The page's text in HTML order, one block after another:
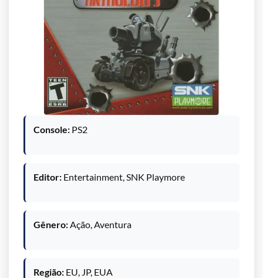
Console: PS2
Editor: Entertainment, SNK Playmore
Gênero: Ação, Aventura
Região: EU, JP, EUA